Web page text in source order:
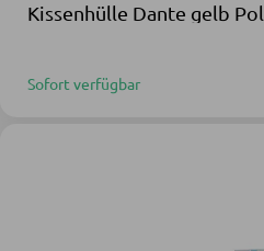
Kissenhülle Dante gelb
Sofort verfügbar